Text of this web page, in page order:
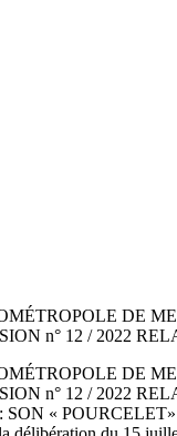
DE
n° 12 / 2022
DE
n° 12 / 2022
« POURCELET»